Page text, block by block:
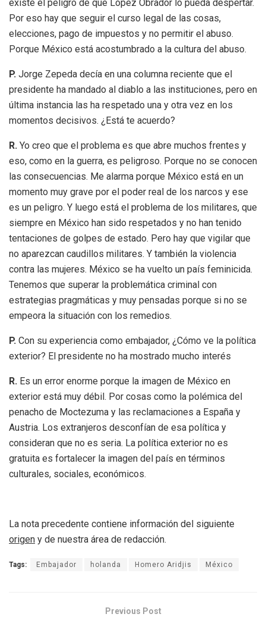
existe el peligro de que López Obrador lo pueda despertar.
Por eso hay que seguir el curso legal de las cosas,
elecciones, pago de impuestos y no permitir el abuso.
Porque México está acostumbrado a la cultura del abuso.
P. Jorge Zepeda decía en una columna reciente que el
presidente ha mandado al diablo a las instituciones, pero en
última instancia las ha respetado una y otra vez en los
momentos decisivos. ¿Está te acuerdo?
R. Yo creo que el problema es que abre muchos frentes y
eso, como en la guerra, es peligroso. Porque no se conocen
las consecuencias. Me alarma porque México está en un
momento muy grave por el poder real de los narcos y ese
es un peligro. Y luego está el problema de los militares, que
siempre en México han sido respetados y no han tenido
tentaciones de golpes de estado. Pero hay que vigilar que
no aparezcan caudillos militares. Y también la violencia
contra las mujeres. México se ha vuelto un país feminicida.
Tenemos que superar la problemática criminal con
estrategias pragmáticas y muy pensadas porque si no se
empeora la situación con los remedios.
P. Con su experiencia como embajador, ¿Cómo ve la política
exterior? El presidente no ha mostrado mucho interés
R. Es un error enorme porque la imagen de México en
exterior está muy débil. Por cosas como la polémica del
penacho de Moctezuma y las reclamaciones a España y
Austria. Los extranjeros desconfían de esa política y
consideran que no es seria. La política exterior no es
gratuita es fortalecer la imagen del país en términos
culturales, sociales, económicos.
La nota precedente contiene información del siguiente
origen y de nuestra área de redacción.
Tags: Embajador holanda Homero Aridjis México
Previous Post